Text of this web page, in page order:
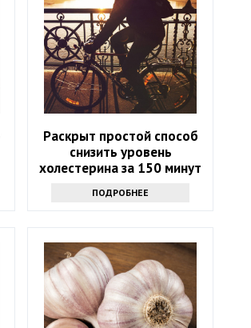
Раскрыт простой способ
снизить уровень
холестерина за 150 минут
ПОДРОБНЕЕ